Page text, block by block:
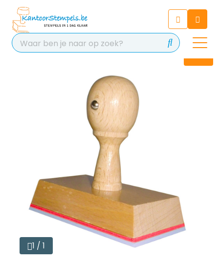
Chat 24/7 met onze chatbot
voor hulp
Contact
1 / 1